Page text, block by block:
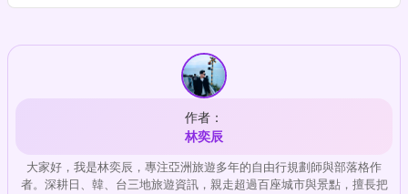
作者：
林奕辰
大家好，我是林奕辰，專注亞洲旅遊多年的自由行規劃師與部落格作
者。深耕日、韓、台三地旅遊資訊，親走超過百座城市與景點，擅長把